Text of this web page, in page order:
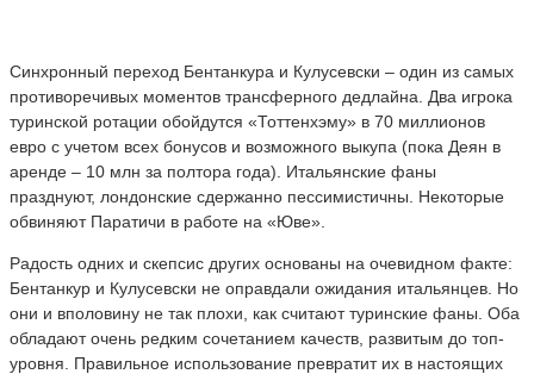
Синхронный переход Бентанкура и Кулусевски – один из самых
противоречивых моментов трансферного дедлайна. Два игрока
туринской ротации обойдутся «Тоттенхэму» в 70 миллионов
евро с учетом всех бонусов и возможного выкупа (пока Деян в
аренде – 10 млн за полтора года). Итальянские фаны
празднуют, лондонские сдержанно пессимистичны. Некоторые
обвиняют Паратичи в работе на «Юве».
Радость одних и скепсис других основаны на очевидном факте:
Бентанкур и Кулусевски не оправдали ожидания итальянцев. Но
они и вполовину не так плохи, как считают туринские фаны. Оба
обладают очень редким сочетанием качеств, развитым до топ-
уровня. Правильное использование превратит их в настоящих